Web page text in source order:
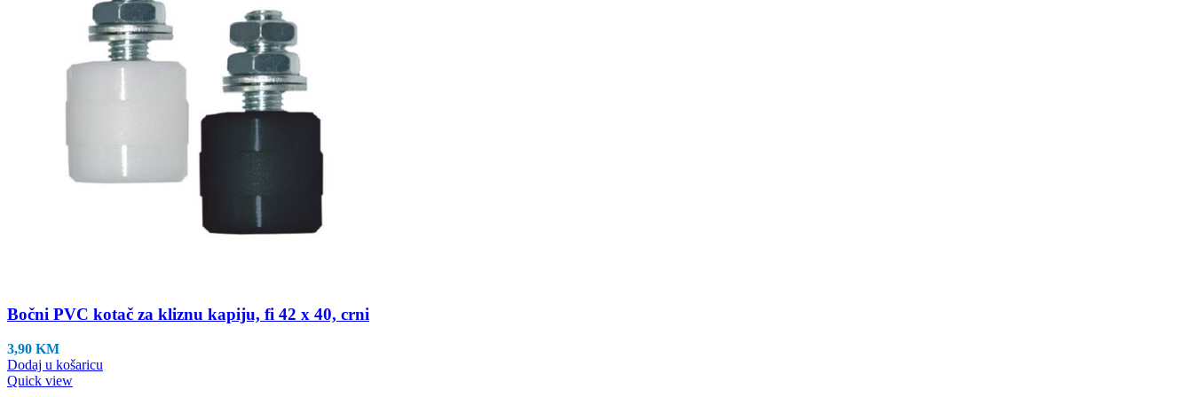
Bočni PVC kotač za kliznu kapiju, fi 42 x 40, crni
3,90 KM
Dodaj u košaricu
Quick view